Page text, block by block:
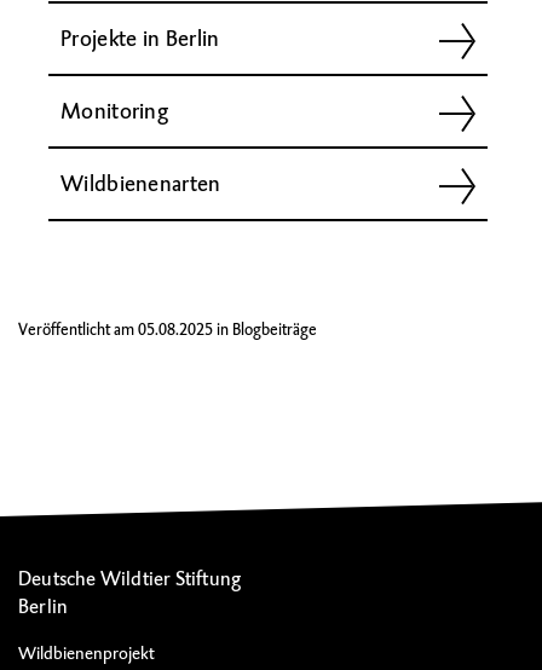
Projekte in Berlin
Monitoring
Wildbienenarten
Veröffentlicht am05.08.2025in Blogbeiträge
Deutsche Wildtier Stiftung
Berlin
Wildbienenprojekt